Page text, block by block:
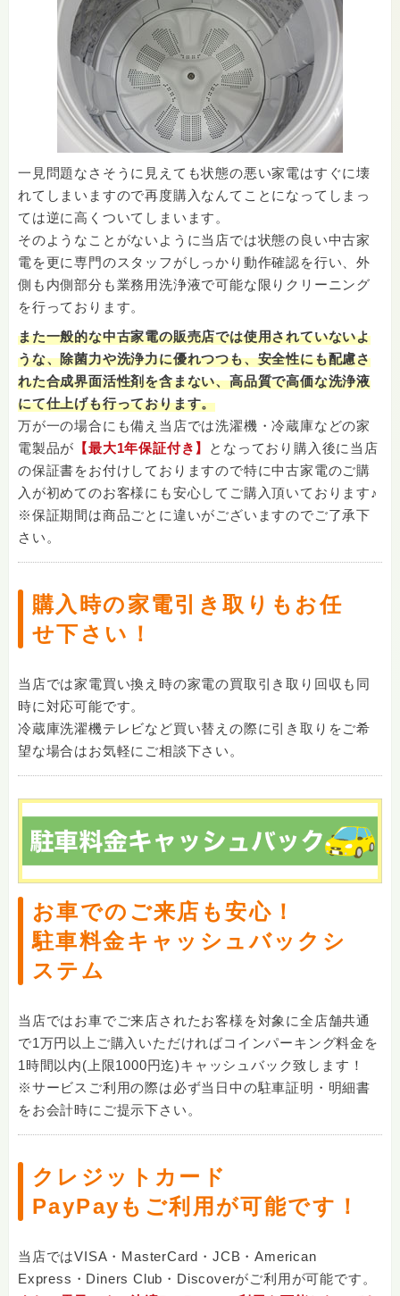
一見問題なさそうに見えても状態の悪い家電はすぐに壊
れてしまいますので再度購入なんてことになってしまっ
ては逆に高くついてしまいます。
そのようなことがないように当店では状態の良い中古家
電を更に専門のスタッフがしっかり動作確認を行い、外
側も内側部分も業務用洗浄液で可能な限りクリーニング
を行っております。
また一般的な中古家電の販売店では使用されていないよ
うな、除菌力や洗浄力に優れつつも、安全性にも配慮さ
れた合成界面活性剤を含まない、高品質で高価な洗浄液
にて仕上げも行っております。
万が一の場合にも備え当店では洗濯機・冷蔵庫などの家
電製品が 【最大1年保証付き】
となっており購入後に当店
の保証書をお付けしておりますので特に中古家電のご購
入が初めてのお客様にも安心してご購入頂いております♪
※保証期間は商品ごとに違いがございますのでご了承下
さい。
購入時の家電引き取りもお任
せ下さい！
当店では家電買い換え時の家電の買取引き取り回収も同
時に対応可能です。
冷蔵庫洗濯機テレビなど買い替えの際に引き取りをご希
望な場合はお気軽にご相談下さい。
お車でのご来店も安心！
駐車料金キャッシュバックシ
ステム
当店ではお車でご来店されたお客様を対象に全店舗共通
で1万円以上ご購入いただければコインパーキング料金を
1時間以内(上限1000円迄)キャッシュバック致します！
※サービスご利用の際は必ず当日中の駐車証明・明細書
をお会計時にご提示下さい。
クレジットカード
PayPayもご利用が可能です！
当店ではVISA・MasterCard・JCB・American
Express・Diners Club・Discoverがご利用が可能です。